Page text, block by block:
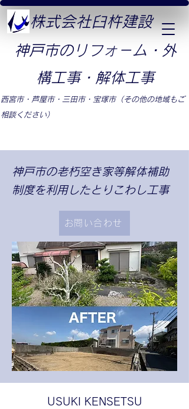
​株式会社臼杵建設
​神戸市のリフォ－ム・外
構工事・解体工事
​西宮市・芦屋市・三田市・宝塚市（その他の地域もご
相談ください）
​神戸市の老朽空き家等解体補助
制度を利用したとりこわし工事
お問い合わせ
​USUKI KENSETSU